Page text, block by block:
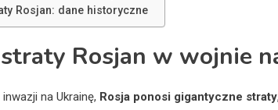
Rosjan: dane historyczne
Rosjan w wojnie
na Ukrainę, Rosja ponosi gigantyczne straty